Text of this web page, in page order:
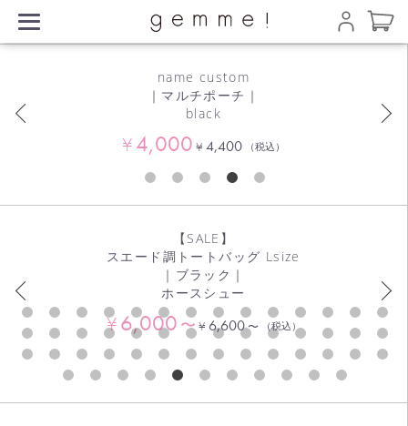
name custom
｜マルチポーチ｜
black
¥4,000 ¥ 4,400 （税込）
込）
2wayトートバッグ
筆記体イニシャル（グラフ
¥6,000 〜 6,600〜